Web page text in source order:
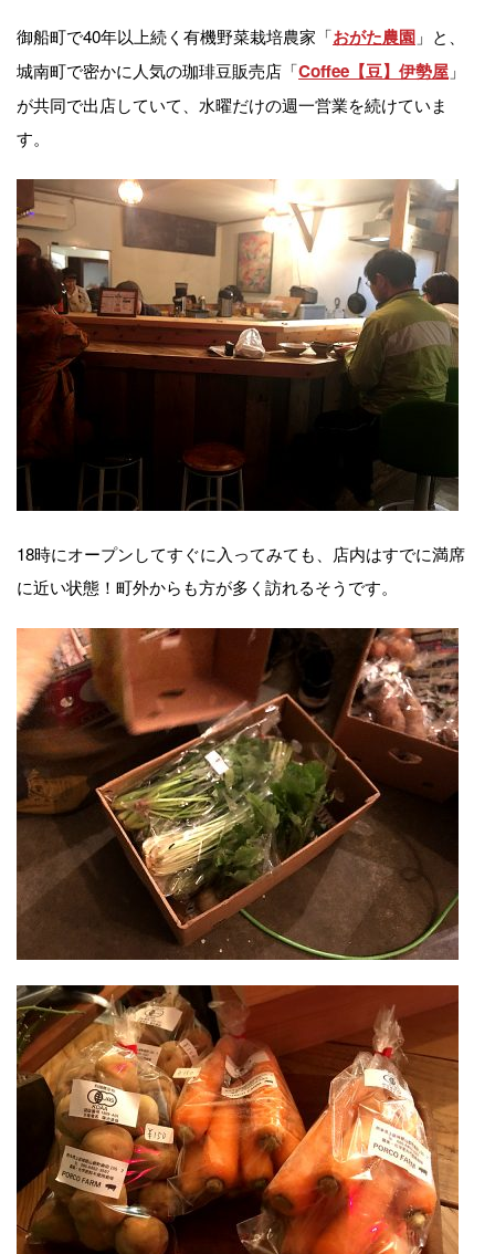
御船町で40年以上続く有機野菜栽培農家「おがた農園 」と、
城南町で密かに人気の珈琲豆販売店「Coffee【豆】伊勢屋 」
が共同で出店していて、水曜だけの週一営業を続けていま
す。
18時にオープンしてすぐに入ってみても、店内はすでに満席
に近い状態！町外からも方が多く訪れるそうです。